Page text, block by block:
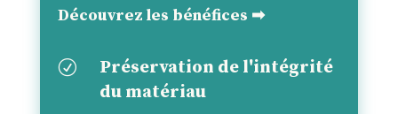
Découvrez les bénéfices ➡
R
Préservation de l'intégrité
du matériau